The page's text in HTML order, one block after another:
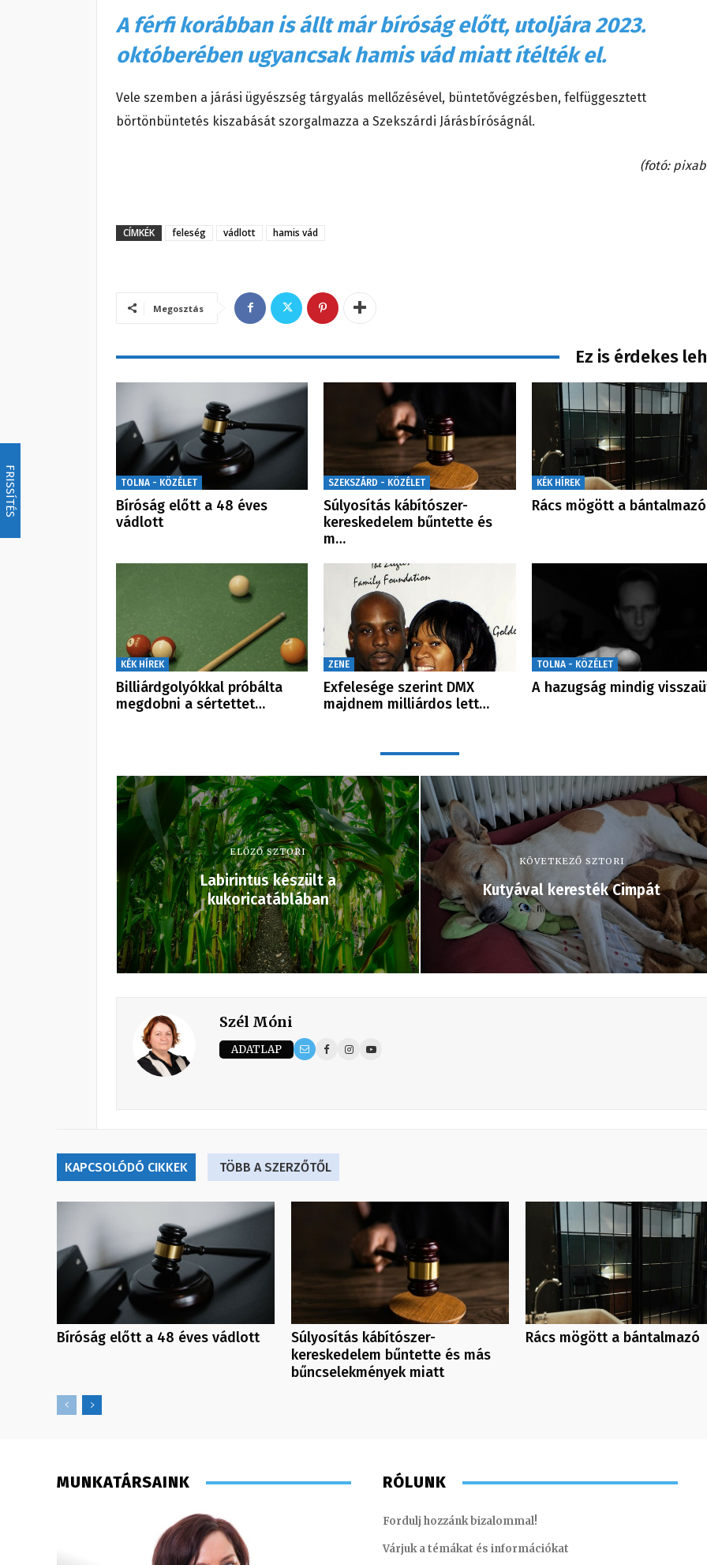
FRISSÍTÉS
A férfi korábban is állt már bíróság előtt, utoljára 2023.
októberében ugyancsak hamis vád miatt ítélték el.
Vele szemben a járási ügyészség tárgyalás mellőzésével, büntetővégzésben, felfüggesztett
börtönbüntetés kiszabását szorgalmazza a Szekszárdi Járásbíróságnál.
(fotó:
CÍMKÉK feleség vádlott hamis vád
Megosztás
Ez is érdekes
TOLNA - KÖZÉLET
Bíróság előtt a 48 éves
vádlott
SZEKSZÁRD - KÖZÉLET
Súlyosítás kábítószer-
kereskedelem bűntette és
m…
KÉK HÍREK
Rács mögött a bántalmazó
KÉK HÍREK
Billiárdgolyókkal próbálta
megdobni a sértettet…
ZENE
Exfelesége szerint DMX
majdnem milliárdos lett…
TOLNA - KÖZÉLET
A hazugság mindig
ELŐZŐ SZTORI
Labirintus készült a
kukoricatáblában
KÖVETKEZŐ SZTORI
Kutyával keresték Cimpát
Szél Móni
ADATLAP
KAPCSOLÓDÓ CIKKEK TÖBB A SZERZŐTŐL
Bíróság előtt a 48 éves vádlott
Súlyosítás kábítószer-
kereskedelem bűntette és más
bűncselekmények miatt
Rács mögött a bántalmazó
MUNKATÁRSAINK RÓLUNK
Fordulj hozzánk bizalommal!
Várjuk a témákat és információkat